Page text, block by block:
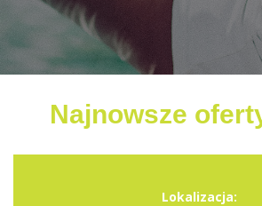
Najnowsze
Lokalizacja: